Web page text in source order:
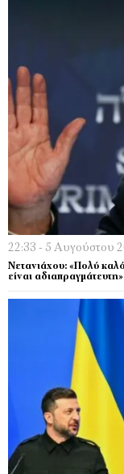
22:33 - 5 Αυγούστου
Νετανιάχου: «Πολύ
είναι αδιαπραγμάτευτη»